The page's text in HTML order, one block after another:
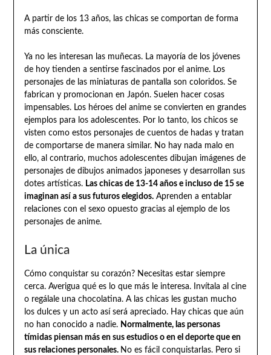
A partir de los 13 años, las chicas se comportan de forma
más consciente.
Ya no les interesan las muñecas. La mayoría de los jóvenes
de hoy tienden a sentirse fascinados por el anime. Los
personajes de las miniaturas de pantalla son coloridos. Se
fabrican y promocionan en Japón. Suelen hacer cosas
impensables. Los héroes del anime se convierten en grandes
ejemplos para los adolescentes. Por lo tanto, los chicos se
visten como estos personajes de cuentos de hadas y tratan
de comportarse de manera similar. No hay nada malo en
ello, al contrario, muchos adolescentes dibujan imágenes de
personajes de dibujos animados japoneses y desarrollan sus
dotes artísticas. Las chicas de 13-14 años e incluso de 15 se
imaginan así a sus futuros elegidos.Aprenden a entablar
relaciones con el sexo opuesto gracias al ejemplo de los
personajes de anime.
La única
Cómo conquistar su corazón? Necesitas estar siempre
cerca. Averigua qué es lo que más le interesa. Invítala al cine
o regálale una chocolatina. A las chicas les gustan mucho
los dulces y un acto así será apreciado. Hay chicas que aún
no han conocido a nadie. Normalmente, las personas
tímidas piensan más en sus estudios o en el deporte que en
sus relaciones personales. No es fácil conquistarlas. Pero si